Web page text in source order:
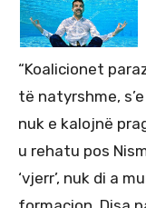
“Koalicionet
të natyrshme,
nuk e kalojnë
u rehatu pos
‘vjerr’, nuk di a